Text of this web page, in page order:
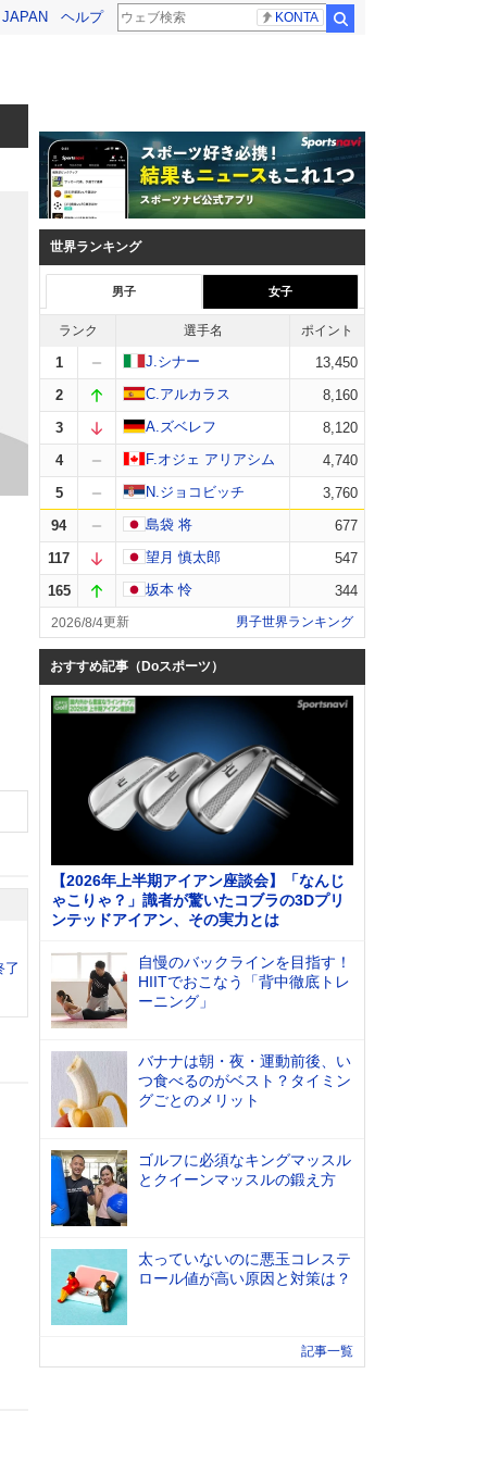
ヘルプ KONTA
了
世界ランキング
男子 女子
ランク 選手名 ポイント
1 J.シナー
13,450
2
C.アルカラス
8,160
3
A.ズベレフ
8,120
4
F.オジェ アリアシム
4,740
5
N.ジョコビッチ
3,760
94
島袋 将
677
117
望月 慎太郎
547
165
坂本 怜 344
2026/8/4 男子世界ランキング
おすすめ記事（Doスポーツ）
【2026年上半期アイアン座談会】「なんじ
ゃこりゃ？」識者が驚いたコブラの3Dプリ
ンテッドアイアン、その実力とは
自慢のバックラインを目指す！
HIITでおこなう「背中徹底トレ
ーニング」
バナナは朝・夜・運動前後、い
つ食べるのがベスト？タイミン
グごとのメリット
ゴルフに必須なキングマッスル
とクイーンマッスルの鍛え方
太っていないのに悪玉コレステ
ロール値が高い原因と対策は？
記事一覧